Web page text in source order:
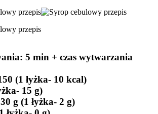
: 5 min + czas wytwarzania
(1 łyżka- 10 kcal)
15 g)
30 g (1 łyżka- 2 g)